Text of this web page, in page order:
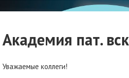
Академия пат.
Уважаемые коллеги!